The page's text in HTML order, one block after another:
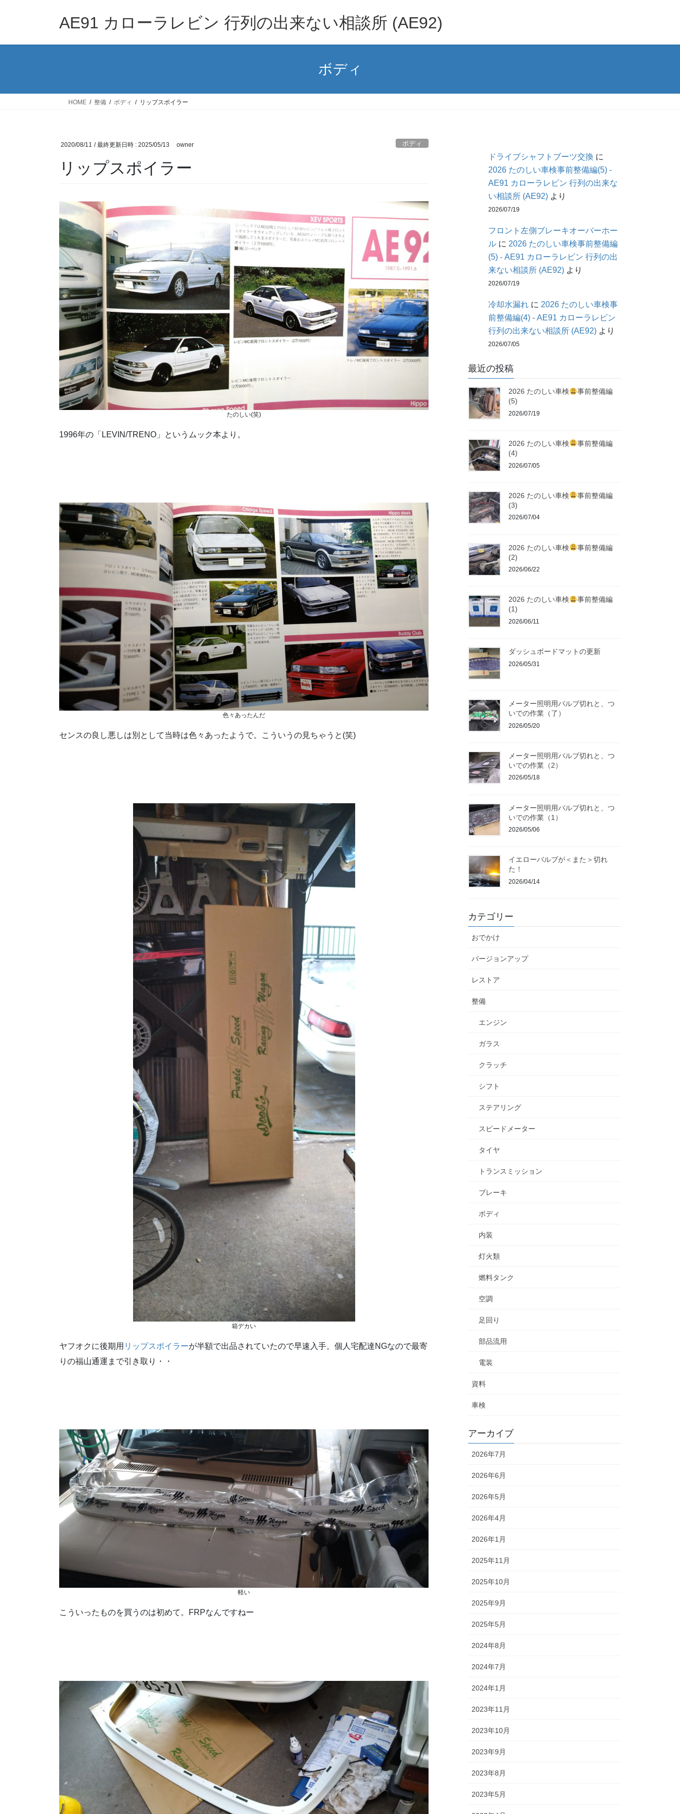
AE91 カローラレビン 行列の出来ない相談所 (AE92)
ボディ
HOME 整備 ボディ リップスポイラー
2020/08/11 / 最終更新日時 : 2025/05/13 owner ボディ
リップスポイラー
たのしい(笑)
1996年の「LEVIN/TRENO」というムック本より。
色々あったんだ
センスの良し悪しは別として当時は色々あったようで。こういうの見ちゃうと(笑)
箱デカい
ヤフオクに後期用 リップスポイラーが半額で出品されていたので早速入手。個人宅配達NGなので最寄
りの福山通運まで引き取り・・
軽い
こういったものを買うのは初めて。FRPなんですねー
ドライブシャフトブーツ交換 に
2026 たのしい車検事前整備編(5) -
AE91 カローラレビン 行列の出来な
い相談所 (AE92) より
2026/07/19
フロント左側ブレーキオーバーホー
ル に 2026 たのしい車検事前整備編
(5) - AE91 カローラレビン 行列の出
来ない相談所 (AE92) より
2026/07/19
冷却水漏れ に 2026 たのしい車検事
前整備編(4) - AE91 カローラレビン
行列の出来ない相談所 (AE92) より
2026/07/05
最近の投稿
2026 たのしい車検
事前整備編
(5)
2026/07/19
2026 たのしい車検
事前整備編
(4)
2026/07/05
2026 たのしい車検
事前整備編
(3)
2026/07/04
2026 たのしい車検
事前整備編
(2)
2026/06/22
2026 たのしい車検
事前整備編
(1)
2026/06/11
ダッシュボードマットの更新
2026/05/31
メーター照明用バルブ切れと、つ
いでの作業（了）
2026/05/20
メーター照明用バルブ切れと、つ
いでの作業（2）
2026/05/18
メーター照明用バルブ切れと、つ
いでの作業（1）
2026/05/06
イエローバルブが＜また＞切れ
た！
2026/04/14
カテゴリー
おでかけ
バージョンアップ
レストア
整備
エンジン
ガラス
クラッチ
シフト
ステアリング
スピードメーター
タイヤ
トランスミッション
ブレーキ
ボディ
内装
灯火類
燃料タンク
空調
足回り
部品流用
電装
資料
車検
アーカイブ
2026年7月
2026年6月
2026年5月
2026年4月
2026年1月
2025年11月
2025年10月
2025年9月
2025年5月
2024年8月
2024年7月
2024年1月
2023年11月
2023年10月
2023年9月
2023年8月
2023年5月